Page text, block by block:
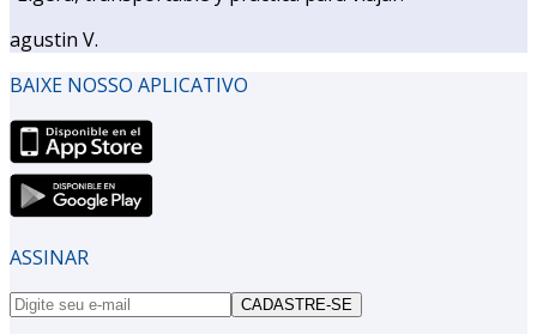
agustin V.
BAIXE NOSSO APLICATIVO
ASSINAR
CADASTRE-SE